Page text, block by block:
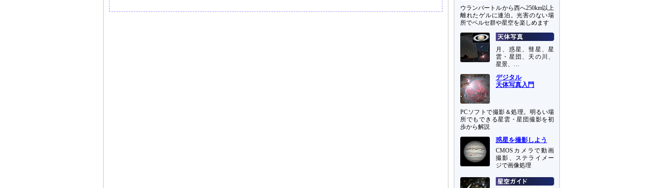
ウランバートルから西へ250km以上
離れたゲルに連泊。光害のない場
所でペルセ群や星空を楽しめます
月、惑星、彗星、星
雲・星団、天の川、
星景、…
デジタル
天体写真入門
PCソフトで撮影＆処理。明るい場
所でもできる星雲・星団撮影を初
歩から解説
惑星を撮影しよう
CMOSカメラで動画
撮影、ステライメー
ジで画像処理